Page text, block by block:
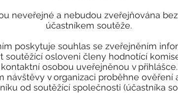
neveřejné a nebudou zveřejňována
účastníkem soutěže.
poskytuje souhlas se zveřejněním
soutěžící osloveni členy hodnotící
osobou uveřejněnou v
návštěvy v organizaci proběhne ověření
od soutěžící společnosti (účastníka